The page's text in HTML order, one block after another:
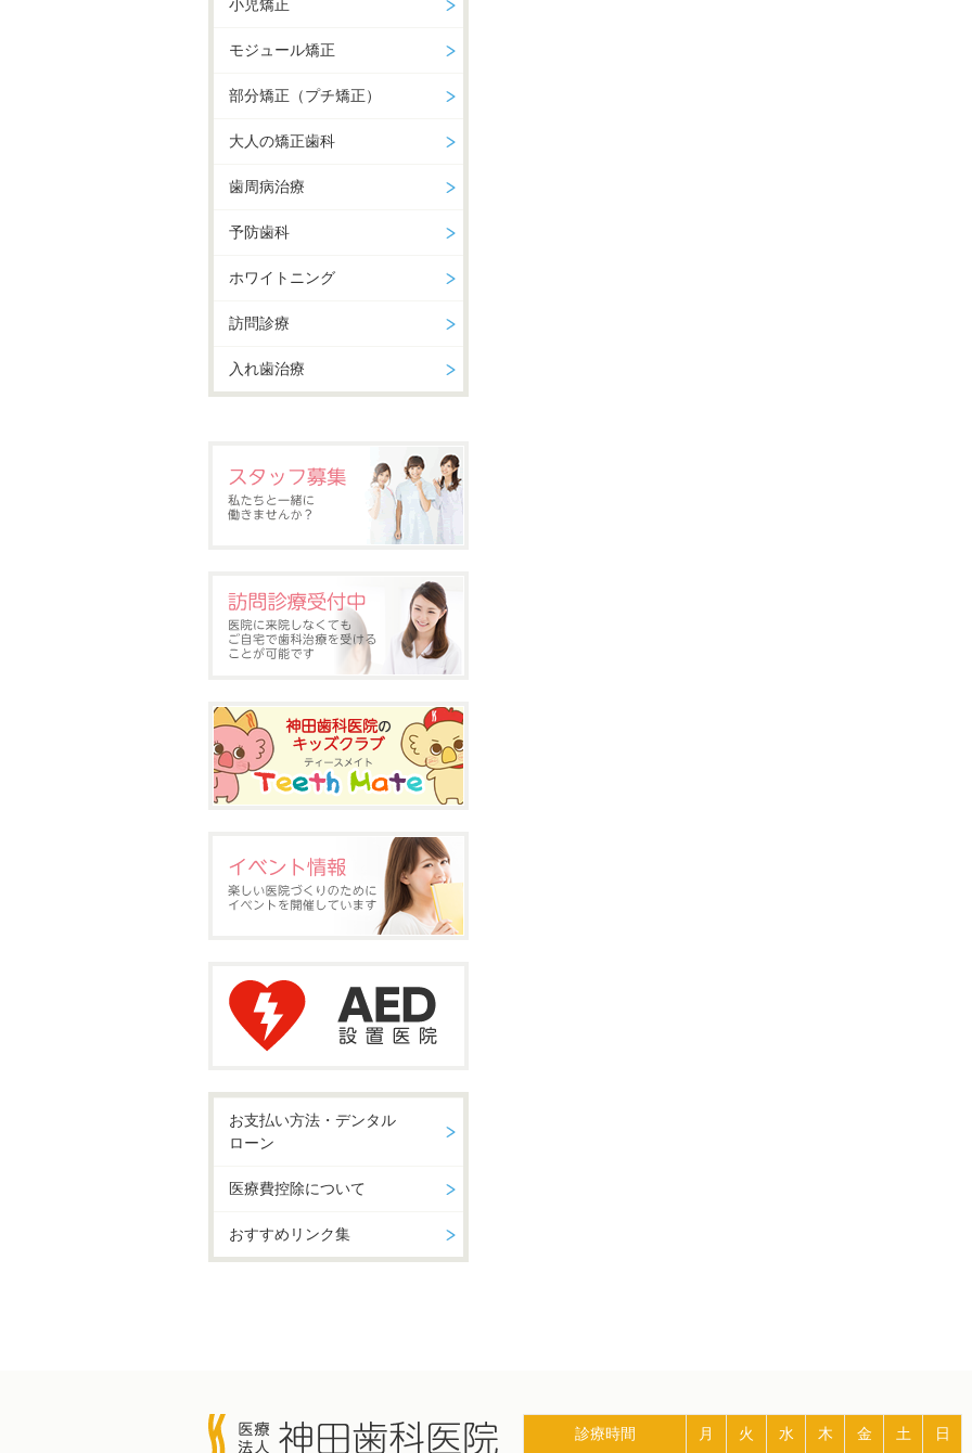
小児矯正
モジュール矯正
部分矯正（プチ矯正）
大人の矯正歯科
歯周病治療
予防歯科
ホワイトニング
訪問診療
入れ歯治療
お支払い方法・デンタル
ローン
医療費控除について
おすすめリンク集
診療時間 月 火 水 木 金 土 日